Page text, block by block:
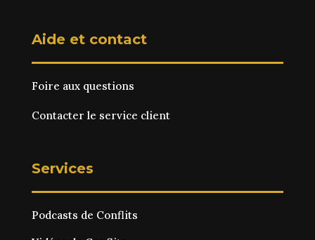
Aide et contact
Foire aux questions
Contacter le service client
Services
Podcasts de Conflits